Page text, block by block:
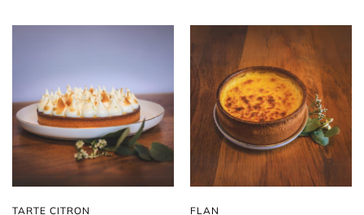
TARTE CITRON
FLAN